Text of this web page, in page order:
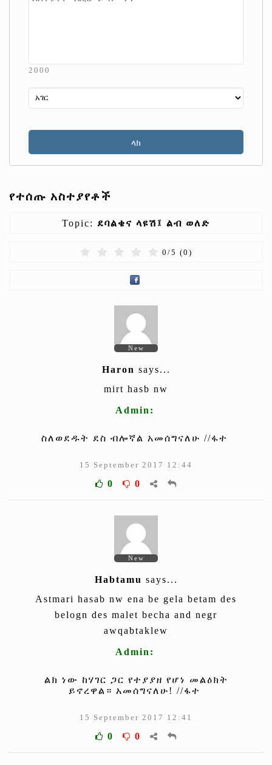
2000
የተሰጡ አስተያየቶች
Topic: ደባልቄና ላዩሽ፤ ልብ ወለድ
0 /5 (0 )
New
Haron says...
mirt hasb nw
Admin:
ስለወደዱት ደስ ብሎኛል አመሰግናለሁ //ፋተ
15 September 2017 12:44
0 0
New
Habtamu says...
Astmari hasab nw ena be gela betam des
belogn des malet becha and negr
awqabtaklew
Admin:
ልክ ነው ከሃገር ጋር የተያያዘ የሆነ መልዕክት
ይኖረዋል። አመሰግናለሁ! //ፋተ
15 September 2017 12:41
0 0